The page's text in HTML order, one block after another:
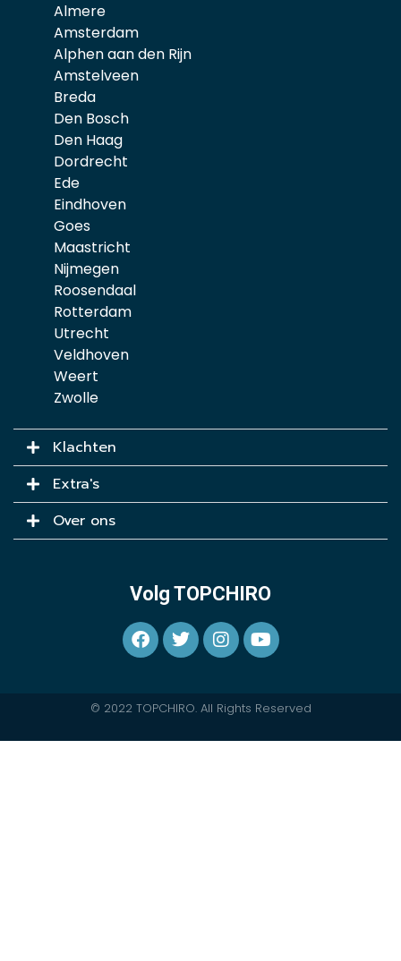
Almere
Amsterdam
Alphen aan den Rijn
Amstelveen
Breda
Den Bosch
Den Haag
Dordrecht
Ede
Eindhoven
Goes
Maastricht
Nijmegen
Roosendaal
Rotterdam
Utrecht
Veldhoven
Weert
Zwolle
Klachten
Extra's
Over ons
Volg TOPCHIRO
© 2022 TOPCHIRO. All Rights Reserved